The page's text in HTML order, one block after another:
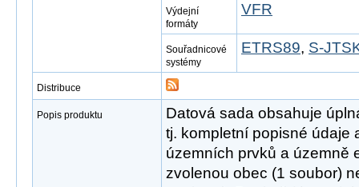
Výdejní
formáty
VFR
Souřadnicové
systémy
ETRS89, S-
Distribuce
Popis produktu
Datová sada obsahuje
tj. kompletní popisné údaje
územních prvků a územně
zvolenou obec (1 soubor)